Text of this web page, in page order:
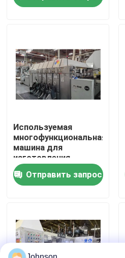
О нас
Путешествие фабрики
Проверка качества
Свяжитесь мы
Новости
Случаи
печатная машина коробки
Используемая
многофункциональная
машина для
изготовления
волнистых коробок
Отправить запрос